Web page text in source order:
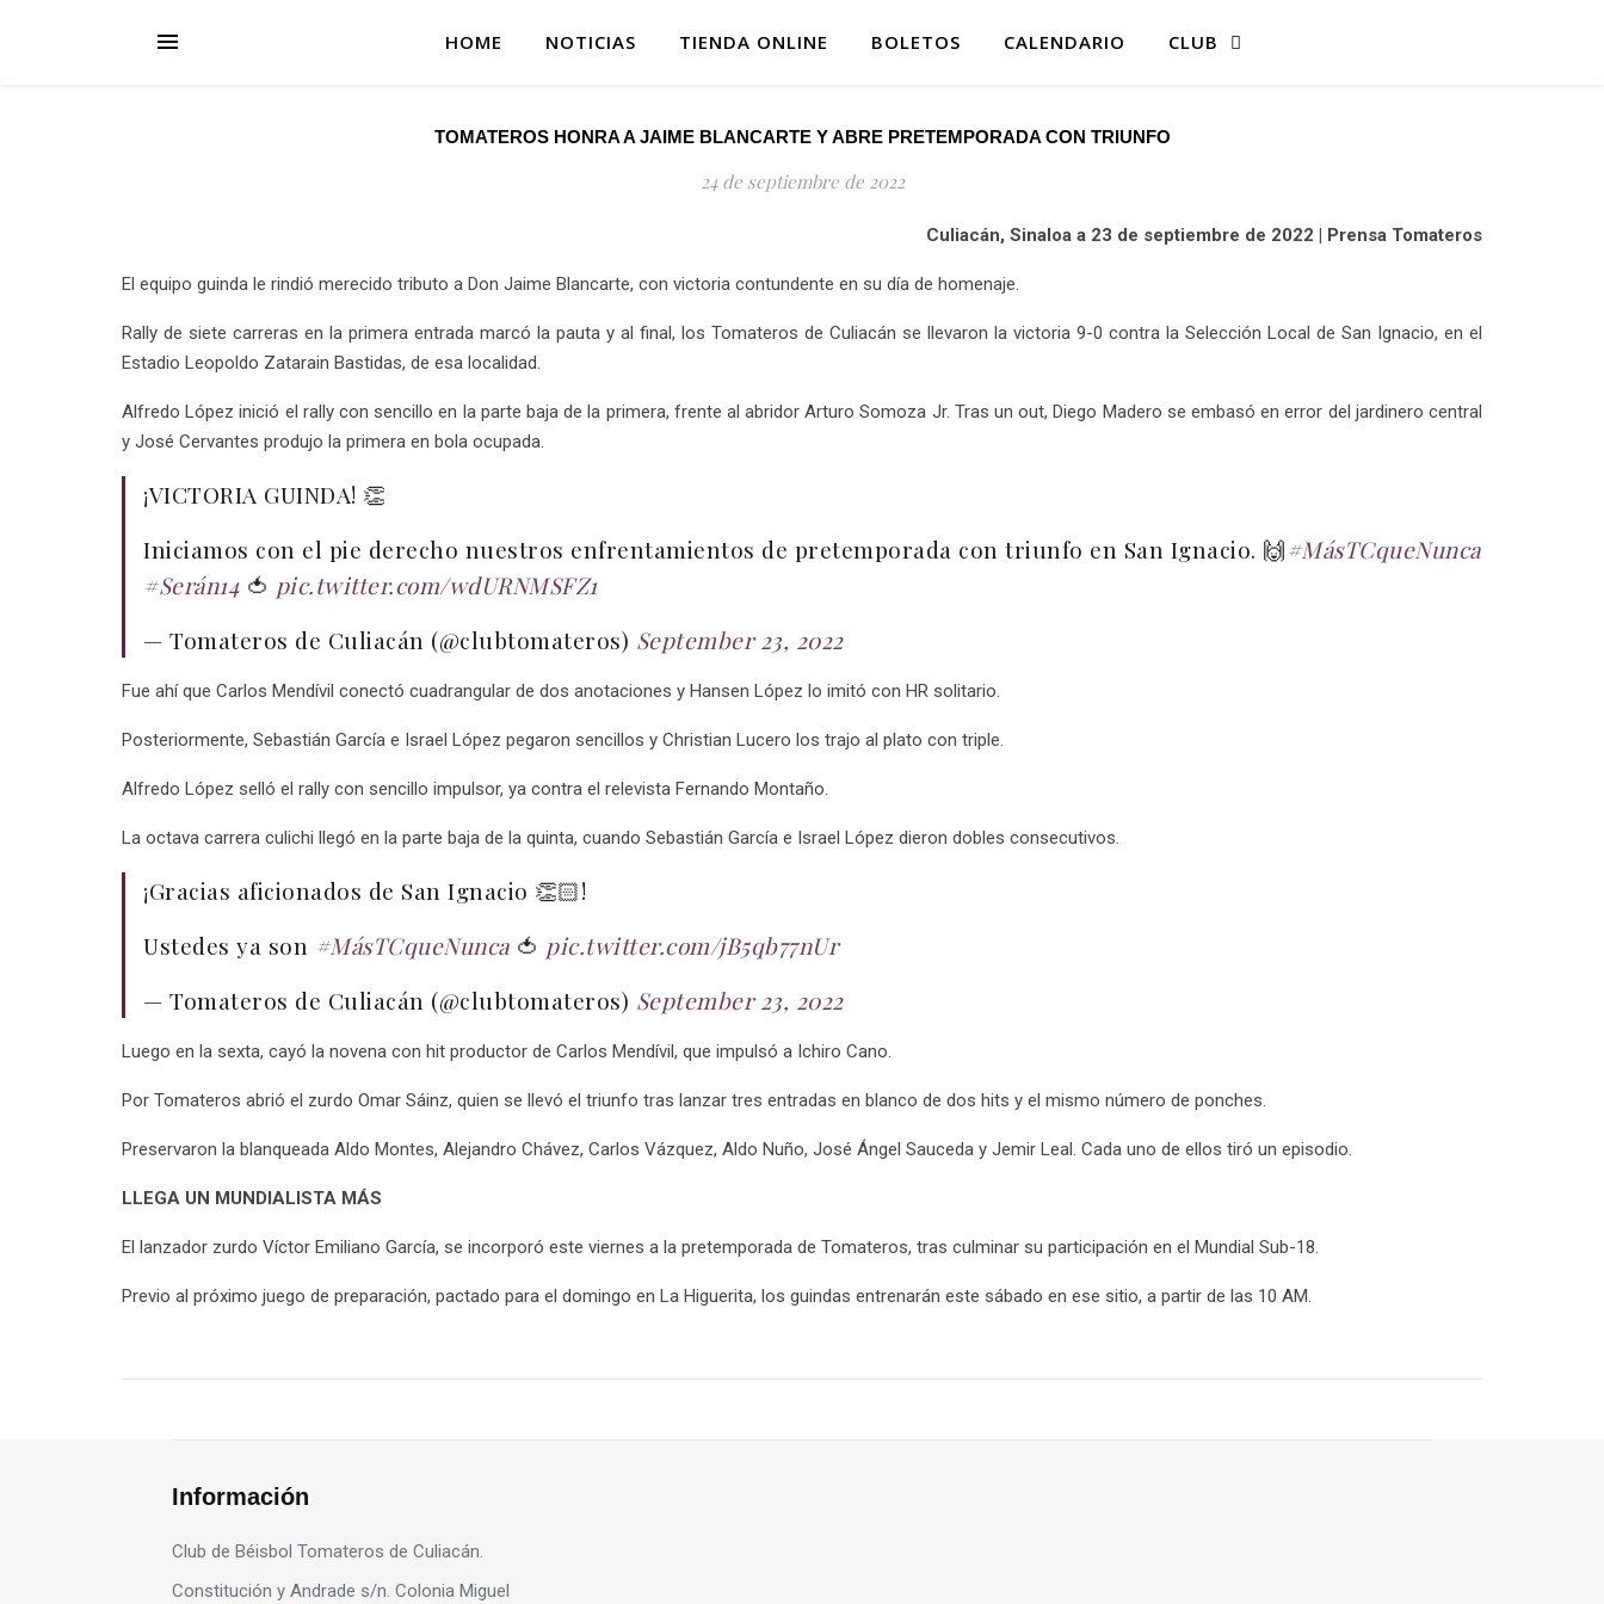
HOME NOTICIAS TIENDA ONLINE BOLETOS CALENDARIO CLUB
TOMATEROS HONRA A JAIME BLANCARTE Y ABRE PRETEMPORADA CON TRIUNFO
24 de septiembre de 2022
Culiacán, Sinaloa a 23 de septiembre de 2022 | Prensa Tomateros
El equipo guinda le rindió merecido tributo a Don Jaime Blancarte, con victoria contundente en su día de homenaje.
Rally de siete carreras en la primera entrada marcó la pauta y al final, los Tomateros de Culiacán se llevaron la victoria 9-0 contra la Selección Local de San Ignacio, en el
Estadio Leopoldo Zatarain Bastidas, de esa localidad.
Alfredo López inició el rally con sencillo en la parte baja de la primera, frente al abridor Arturo Somoza Jr. Tras un out, Diego Madero se embasó en error del jardinero central
y José Cervantes produjo la primera en bola ocupada.
¡VICTORIA GUINDA! 👏
Iniciamos con el pie derecho nuestros enfrentamientos de pretemporada con triunfo en San Ignacio. 🙌#MásTCqueNunca
#Serán14🍅 pic.twitter.com/wdURNMSFZ1
— Tomateros de Culiacán (@clubtomateros) September 23, 2022
Fue ahí que Carlos Mendívil conectó cuadrangular de dos anotaciones y Hansen López lo imitó con HR solitario.
Posteriormente, Sebastián García e Israel López pegaron sencillos y Christian Lucero los trajo al plato con triple.
Alfredo López selló el rally con sencillo impulsor, ya contra el relevista Fernando Montaño.
La octava carrera culichi llegó en la parte baja de la quinta, cuando Sebastián García e Israel López dieron dobles consecutivos.
¡Gracias aficionados de San Ignacio 👏🏻!
Ustedes ya son #MásTCqueNunca🍅 pic.twitter.com/jB5qb77nUr
— Tomateros de Culiacán (@clubtomateros) September 23, 2022
Luego en la sexta, cayó la novena con hit productor de Carlos Mendívil, que impulsó a Ichiro Cano.
Por Tomateros abrió el zurdo Omar Sáinz, quien se llevó el triunfo tras lanzar tres entradas en blanco de dos hits y el mismo número de ponches.
Preservaron la blanqueada Aldo Montes, Alejandro Chávez, Carlos Vázquez, Aldo Nuño, José Ángel Sauceda y Jemir Leal. Cada uno de ellos tiró un episodio.
LLEGA UN MUNDIALISTA MÁS
El lanzador zurdo Víctor Emiliano García, se incorporó este viernes a la pretemporada de Tomateros, tras culminar su participación en el Mundial Sub-18.
Previo al próximo juego de preparación, pactado para el domingo en La Higuerita, los guindas entrenarán este sábado en ese sitio, a partir de las 10 AM.
Información
Club de Béisbol Tomateros de Culiacán.
Constitución y Andrade s/n. Colonia Miguel